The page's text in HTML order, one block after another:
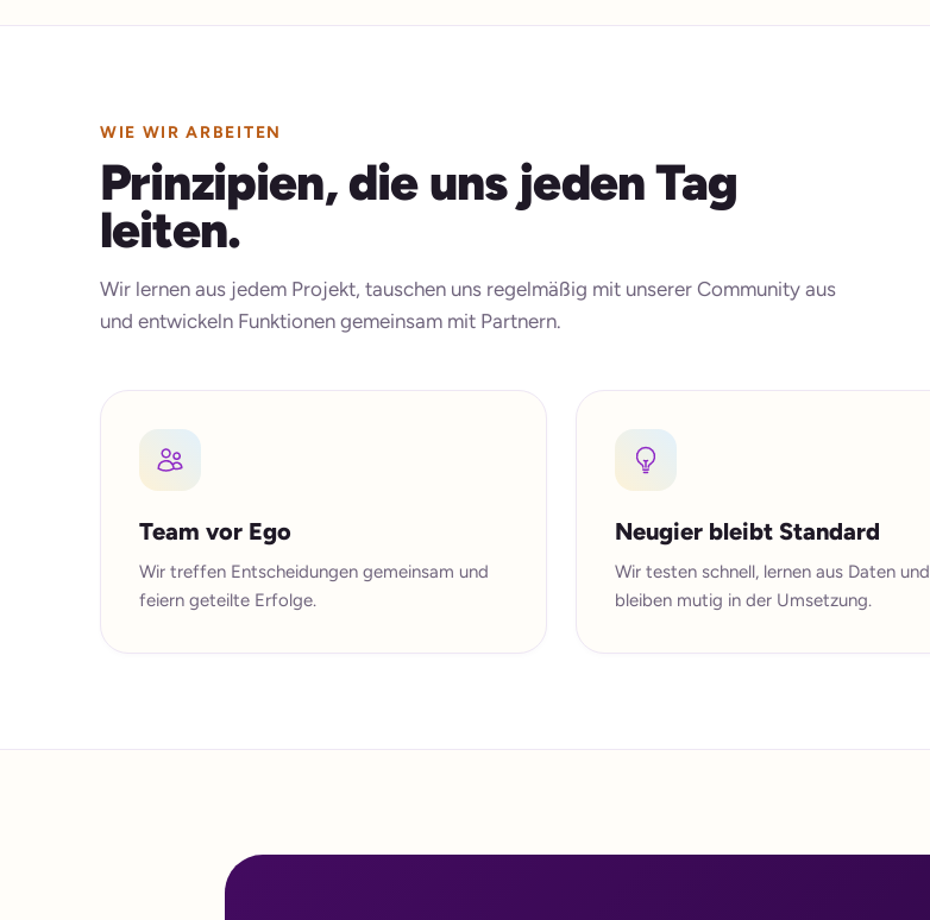
WIE WIR ARBEITEN
Prinzipien, die uns jeden Tag
leiten.
Wir lernen aus jedem Projekt, tauschen uns regelmäßig mit unserer Community aus
und entwickeln Funktionen gemeinsam mit Partnern.
Team vor Ego
Wir treffen Entscheidungen gemeinsam und
feiern geteilte Erfolge.
Neugier bleibt Standard
Wir testen schnell, lernen aus Daten und
bleiben mutig in der Umsetzung.